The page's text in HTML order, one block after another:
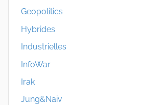
Geopolitics
Hybrides
Industrielles
InfoWar
Irak
Jung&Naiv